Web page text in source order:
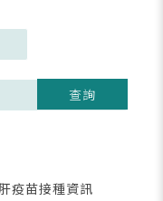
查詢
疫苗接種資訊